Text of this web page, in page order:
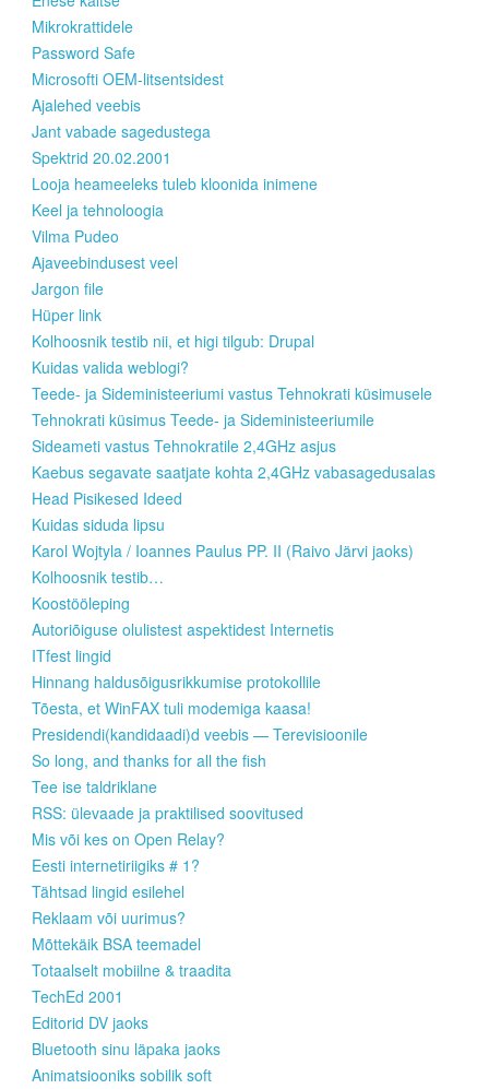
Mikrokrattidele
Password Safe
Microsofti OEM-litsentsidest
Ajalehed veebis
Jant vabade sagedustega
Spektrid 20.02.2001
Looja heameeleks tuleb kloonida inimene
Keel ja tehnoloogia
Vilma Pudeo
Ajaveebindusest veel
Jargon file
Hüper link
Kolhoosnik testib nii, et higi tilgub: Drupal
Kuidas valida weblogi?
Teede- ja Sideministeeriumi vastus Tehnokrati küsimusele
Tehnokrati küsimus Teede- ja Sideministeeriumile
Sideameti vastus Tehnokratile 2,4GHz asjus
Kaebus segavate saatjate kohta 2,4GHz vabasagedusalas
Head Pisikesed Ideed
Kuidas siduda lipsu
Karol Wojtyla / Ioannes Paulus PP. II (Raivo Järvi jaoks)
Kolhoosnik testib…
Koostööleping
Autoriõiguse olulistest aspektidest Internetis
ITfest lingid
Hinnang haldusõigusrikkumise protokollile
Tõesta, et WinFAX tuli modemiga kaasa!
Presidendi(kandidaadi)d veebis — Terevisioonile
So long, and thanks for all the fish
Tee ise taldriklane
RSS: ülevaade ja praktilised soovitused
Mis või kes on Open Relay?
Eesti internetiriigiks # 1?
Tähtsad lingid esilehel
Reklaam või uurimus?
Mõttekäik BSA teemadel
Totaalselt mobiilne & traadita
TechEd 2001
Editorid DV jaoks
Bluetooth sinu läpaka jaoks
Animatsiooniks sobilik soft